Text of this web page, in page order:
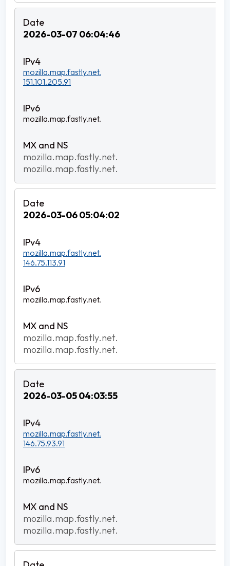
2026-03-07 06:04:46
mozilla.map.fastly.net.
151.101.205.91
mozilla.map.fastly.net.
mozilla.map.fastly.net.
mozilla.map.fastly.net.
2026-03-06 05:04:02
mozilla.map.fastly.net.
146.75.113.91
mozilla.map.fastly.net.
mozilla.map.fastly.net.
mozilla.map.fastly.net.
2026-03-05 04:03:55
mozilla.map.fastly.net.
146.75.93.91
mozilla.map.fastly.net.
mozilla.map.fastly.net.
mozilla.map.fastly.net.